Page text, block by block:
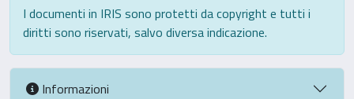
I documenti in IRIS sono protetti da copyright e tutti i
diritti sono riservati, salvo diversa indicazione.
Informazioni